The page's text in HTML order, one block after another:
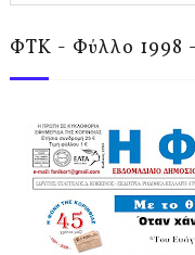
ΦΤΚ - Φύλλο 1998